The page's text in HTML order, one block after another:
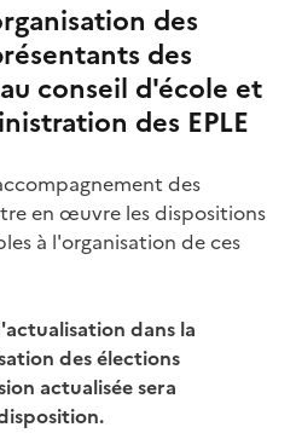
des
des
conseil d'école et
des EPLE
des
en œuvre les dispositions
à l'organisation de ces
dans la
des élections
actualisée sera